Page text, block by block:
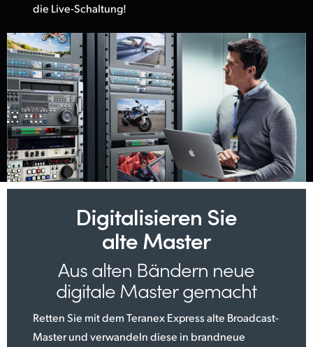
die Live‑Schaltung!
Digitalisieren Sie
alte Master
Aus alten Bändern neue
digitale Master gemacht
Retten Sie mit dem Teranex Express alte Broadcast-
Master und verwandeln diese in brandneue